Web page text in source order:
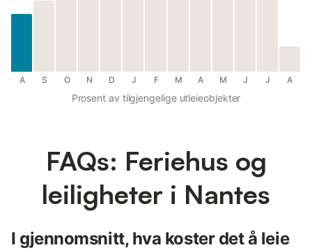
A S O N D J F M A M J J A
Prosent av tilgjengelige utleieobjekter
FAQs: Feriehus og
leiligheter i Nantes
I gjennomsnitt, hva koster det å leie